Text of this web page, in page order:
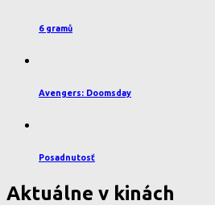
6 gramů
Avengers: Doomsday
Posadnutosť
Aktuálne v kinách